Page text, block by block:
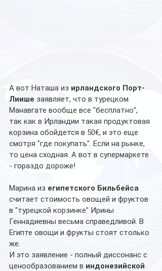
А вот Наташа из ирландского Порт-
Лиише заявляет, что в турецком
Манавгате вообще все "бесплатно",
так как в Ирландии такая продуктовая
корзина обойдется в 50€, и это еще
смотря "где покупать". Если на рынке,
то цена сходная. А вот в супермаркете
- гораздо дороже!
Марина из египетского Бильбейса
считает стоимость овощей и фруктов
в "турецкой корзинке" Ирины
Геннадиевны весьма справедливой. В
Египте овощи и фрукты стоят столько
же.
И это заявление - полный диссонанс с
ценообразованием в индонезийской